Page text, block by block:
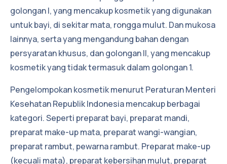
golongan I, yang mencakup kosmetik yang digunakan
untuk bayi, di sekitar mata, rongga mulut. Dan mukosa
lainnya, serta yang mengandung bahan dengan
persyaratan khusus, dan golongan II, yang mencakup
kosmetik yang tidak termasuk dalam golongan 1.
Pengelompokan kosmetik menurut Peraturan Menteri
Kesehatan Republik Indonesia mencakup berbagai
kategori. Seperti preparat bayi, preparat mandi,
preparat make-up mata, preparat wangi-wangian,
preparat rambut, pewarna rambut. Preparat make-up
(kecuali mata), preparat kebersihan mulut, preparat